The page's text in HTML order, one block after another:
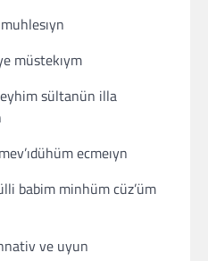
müstekıym
sültanün illa
ecmeıyn
babim minhüm cüz’üm
ve uyun